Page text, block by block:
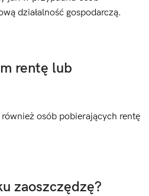
działalność gospodarczą.
rentę lub
osób pobierających rentę
zaoszczędzę?